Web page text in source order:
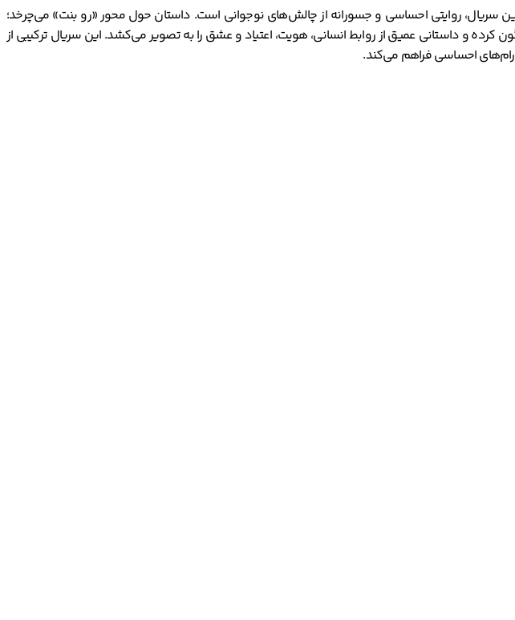
سریال، روایتی احساسی و جسورانه از چالش‌های نوجوانی است. داستان حول محور «رو بنت» می‌چرخد؛
کرده و داستانی عمیق از روابط انسانی، هویت، اعتیاد و عشق را به تصویر می‌کشد. این سریال ترکیبی از
احساسی فراهم می‌کند.